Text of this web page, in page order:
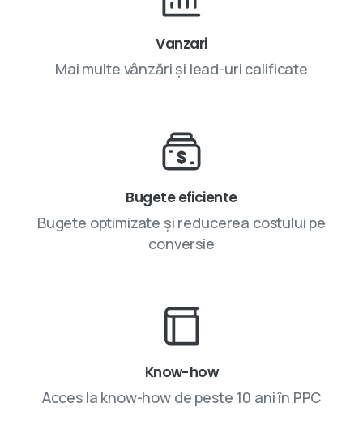
Vanzari
Mai multe vânzări și lead-uri calificate
Bugete eficiente
Bugete optimizate și reducerea costului pe
conversie
Know-how
Acces la know-how de peste 10 ani în PPC